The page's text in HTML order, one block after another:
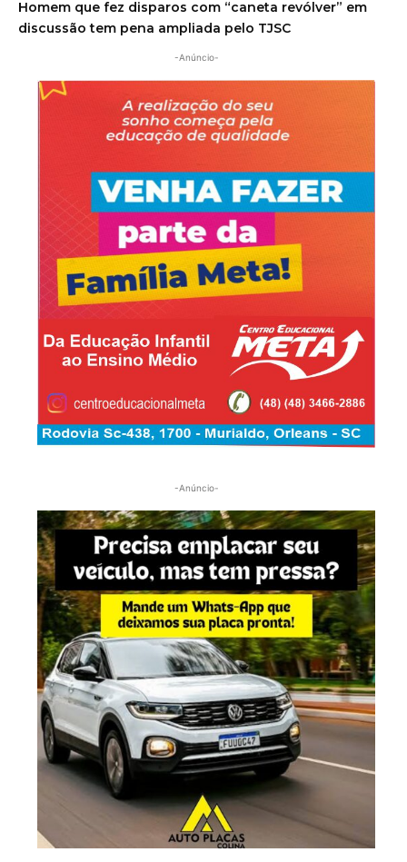
Homem que fez disparos com “caneta revólver” em
discussão tem pena ampliada pelo TJSC
-Anúncio-
-Anúncio-